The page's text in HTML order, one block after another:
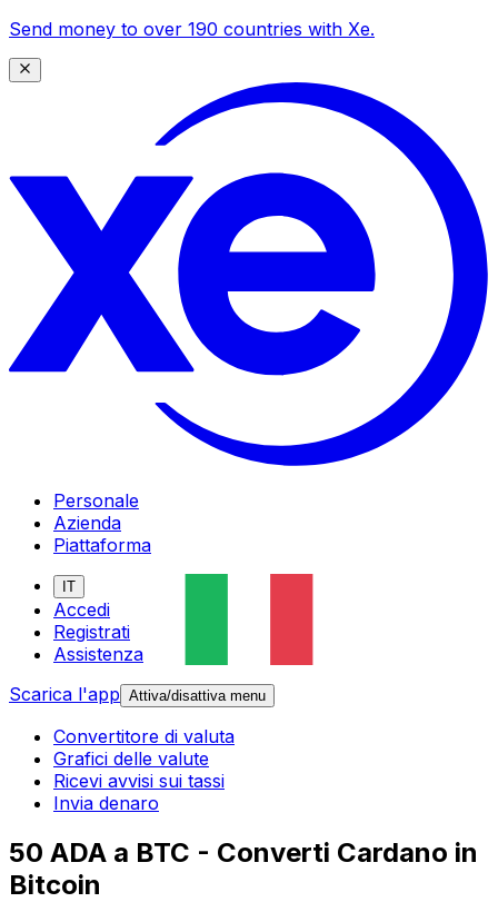
Send money to over 190 countries with Xe.
Personale
Azienda
Piattaforma
IT
Accedi
Registrati
Assistenza
Scarica l'app Attiva/disattiva menu
Convertitore di valuta
Grafici delle valute
Ricevi avvisi sui tassi
Invia denaro
50 ADA a BTC - Converti Cardano in
Bitcoin